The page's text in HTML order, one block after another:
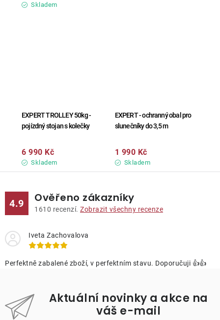
Skladem
EXPERT TROLLEY 50kg -
pojízdný stojan s kolečky
Skladem
6 990 Kč
EXPERT - ochranný obal pro
slunečníky do 3,5 m
Skladem
1 990 Kč
4.9 Ověřeno zákazníky
1610 recenzí. Zobrazit všechny recenze
Iveta Zachovalova
Perfektně zabalené zboží, v perfektním stavu. Doporučuji 👍👍
Aktuální novinky a akce na
váš e-mail